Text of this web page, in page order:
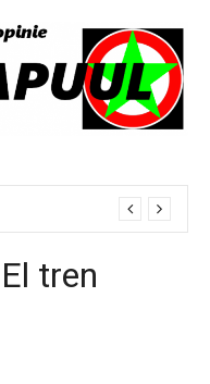
tren